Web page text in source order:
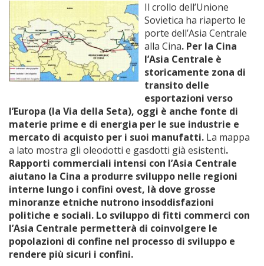
Il crollo dell’Unione
Sovietica ha riaperto le
porte dell’Asia Centrale
alla Cina. Per la Cina
l’Asia Centrale è
storicamente zona di
transito delle
esportazioni verso
l’Europa (la Via della Seta), oggi è anche fonte di
materie prime e di energia per le sue industrie e
mercato di acquisto per i suoi manufatti. La mappa
a lato mostra gli oleodotti e gasdotti già esistenti.
Rapporti commerciali intensi con l’Asia Centrale
aiutano la Cina a produrre sviluppo nelle regioni
interne lungo i confini ovest, là dove grosse
minoranze etniche nutrono insoddisfazioni
politiche e sociali. Lo sviluppo di fitti commerci con
l’Asia Centrale permetterà di coinvolgere le
popolazioni di confine nel processo di sviluppo e
rendere più sicuri i confini.